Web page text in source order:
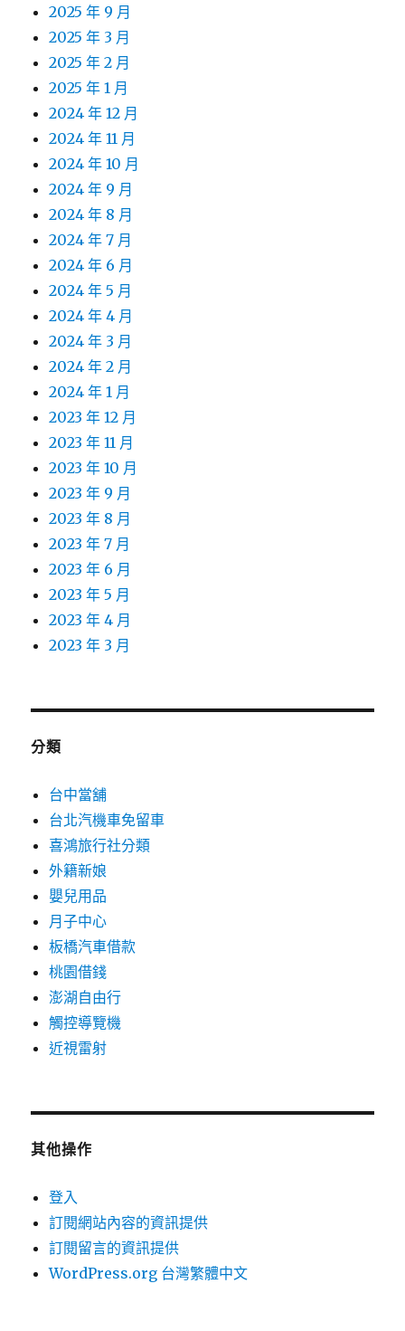
2025 年 9 月
2025 年 3 月
2025 年 2 月
2025 年 1 月
2024 年 12 月
2024 年 11 月
2024 年 10 月
2024 年 9 月
2024 年 8 月
2024 年 7 月
2024 年 6 月
2024 年 5 月
2024 年 4 月
2024 年 3 月
2024 年 2 月
2024 年 1 月
2023 年 12 月
2023 年 11 月
2023 年 10 月
2023 年 9 月
2023 年 8 月
2023 年 7 月
2023 年 6 月
2023 年 5 月
2023 年 4 月
2023 年 3 月
分類
台中當舖
台北汽機車免留車
喜鴻旅行社分類
外籍新娘
嬰兒用品
月子中心
板橋汽車借款
桃園借錢
澎湖自由行
觸控導覽機
近視雷射
其他操作
登入
訂閱網站內容的資訊提供
訂閱留言的資訊提供
WordPress.org 台灣繁體中文